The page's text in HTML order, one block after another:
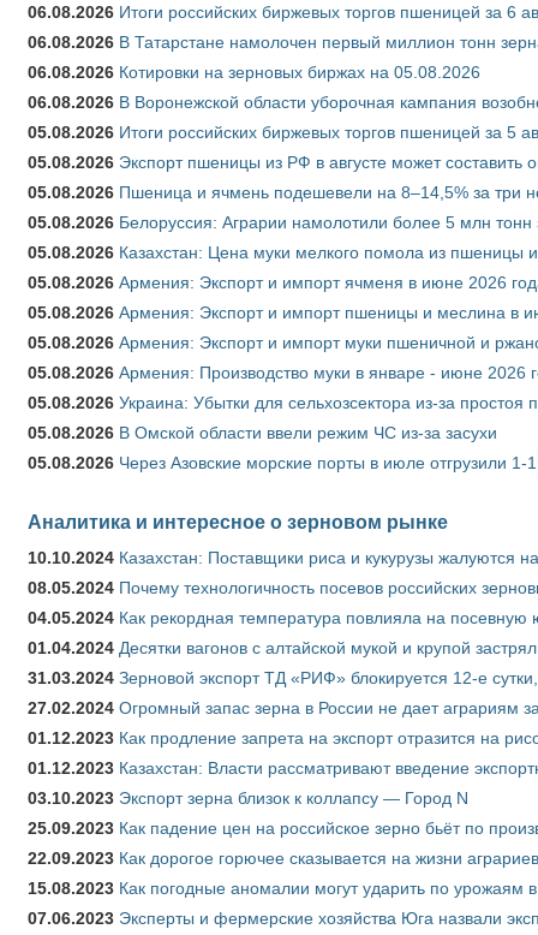
06.08.2026 Итоги российских биржевых торгов пшеницей за 6
06.08.2026 В Татарстане намолочен первый миллион тонн
06.08.2026 Котировки на зерновых биржах на 05.08.2026
06.08.2026 В Воронежской области уборочная кампания
05.08.2026 Итоги российских биржевых торгов пшеницей за 5
05.08.2026 Экспорт пшеницы из РФ в августе может составить
05.08.2026 Пшеница и ячмень подешевели на 8–14,5% за три
05.08.2026 Белоруссия: Аграрии намолотили более 5 млн тонн
05.08.2026 Казахстан: Цена муки мелкого помола из пшеницы
05.08.2026 Армения: Экспорт и импорт ячменя в июне 2026
05.08.2026 Армения: Экспорт и импорт пшеницы и меслина в
05.08.2026 Армения: Экспорт и импорт муки пшеничной и
05.08.2026 Армения: Производство муки в январе - июне 2026
05.08.2026 Украина: Убытки для сельхозсектора из-за простоя
05.08.2026 В Омской области ввели режим ЧС из-за засухи
05.08.2026 Через Азовские морские порты в июле отгрузили
Аналитика и интересное о зерновом рынке
10.10.2024 Казахстан: Поставщики риса и кукурузы жалуются
08.05.2024 Почему технологичность посевов российских
04.05.2024 Как рекордная температура повлияла на
01.04.2024 Десятки вагонов с алтайской мукой и крупой
31.03.2024 Зерновой экспорт ТД «РИФ» блокируется 12-е
27.02.2024 Огромный запас зерна в России не дает аграриям
01.12.2023 Как продление запрета на экспорт отразится на
01.12.2023 Казахстан: Власти рассматривают введение
03.10.2023 Экспорт зерна близок к коллапсу — Город N
25.09.2023 Как падение цен на российское зерно бьёт по
22.09.2023 Как дорогое горючее сказывается на жизни аграриев
15.08.2023 Как погодные аномалии могут ударить по урожаям
07.06.2023 Эксперты и фермерские хозяйства Юга назвали